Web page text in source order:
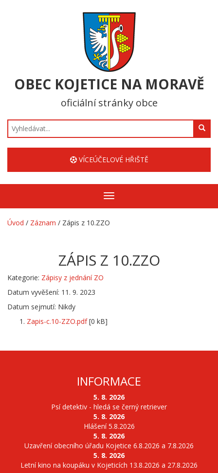
OBEC KOJETICE NA MORAVĚ
oficiální stránky obce
Hledat
VÍCEÚČELOVÉ HŘIŠTĚ
Zobrazit/skrýt
navigaci
Úvod / Záznam / Zápis z 10.ZZO
ZÁPIS Z 10.ZZO
Kategorie: Zápisy z jednání ZO
Datum vyvěšení: 11. 9. 2023
Datum sejmutí: Nikdy
Zapis-c.10-ZZO.pdf[0 kB]
INFORMACE
5. 8. 2026
Psí detektiv - hledá se černý retriever
5. 8. 2026
Hlášení 5.8.2026
5. 8. 2026
Uzavření obecního úřadu Kojetice 6.8.2026 a 7.8.2026
5. 8. 2026
Letní kino na koupáku v Kojeticích 13.8.2026 a 27.8.2026